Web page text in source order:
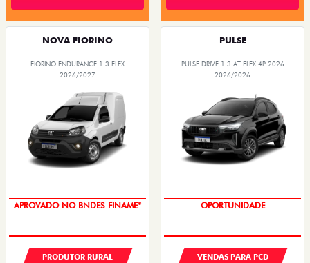
NOVA FIORINO
FIORINO ENDURANCE 1.3 FLEX
2026/2027
APROVADO NO BNDES FINAME*
PRODUTOR RURAL
PULSE
PULSE DRIVE 1.3 AT FLEX 4P 2026
2026/2026
OPORTUNIDADE
VENDAS PARA PCD